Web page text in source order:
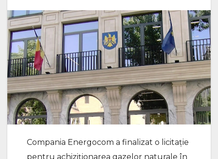
Compania Energocom a finalizat o licitație
pentru achiziționarea gazelor naturale în